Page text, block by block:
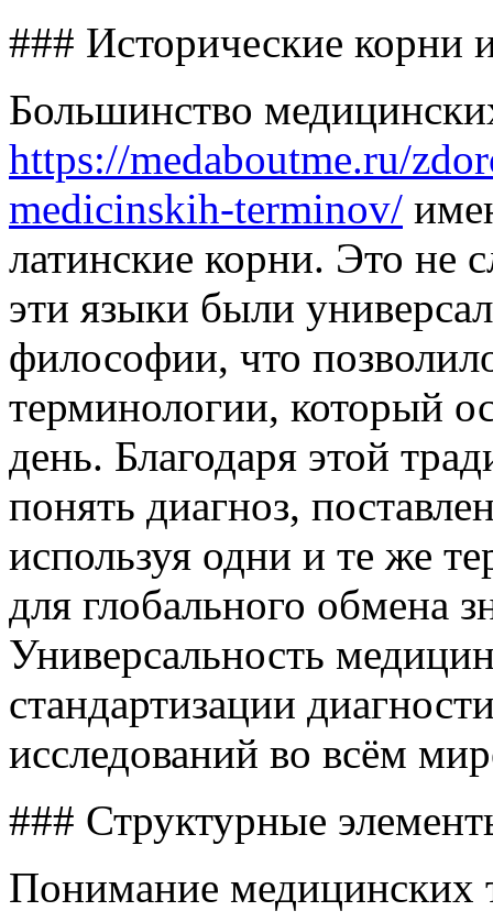
### Исторические корни
Большинство
https://medaboutme.ru/
medicinskih-terminov/
латинские корни. Это не
эти языки были
философии, что
терминологии, который
день. Благодаря этой
понять диагноз,
используя одни и те же
для глобального обмена
Универсальность
стандартизации
исследований во всём
### Структурные
Понимание медицинских